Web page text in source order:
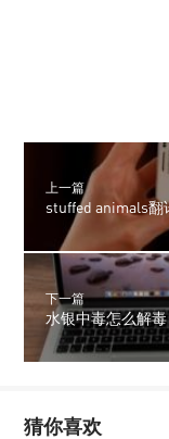
上一篇
stuffed animals翻
下一篇
水银中毒怎么解
猜你喜欢